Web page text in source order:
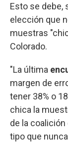
Esto se debe,
elección que
muestras
Colorado.
"La última
margen de
tener 38% o
chica la
de la coalición
tipo que